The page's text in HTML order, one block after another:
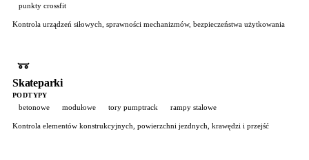
punkty crossfit
Kontrola urządzeń siłowych, sprawności mechanizmów, bezpieczeństwa użytkowania
Skateparki
PODTYPY
betonowe modułowe tory pumptrack rampy stalowe
Kontrola elementów konstrukcyjnych, powierzchni jezdnych, krawędzi i przejść